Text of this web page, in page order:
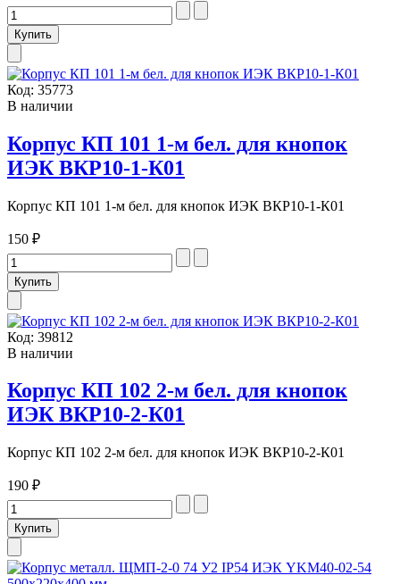
Код: 35773
В наличии
Корпус КП 101 1-м бел. для кнопок
ИЭК ВКР10-1-К01
Корпус КП 101 1-м бел. для кнопок ИЭК ВКР10-1-К01
150 ₽
Код: 39812
В наличии
Корпус КП 102 2-м бел. для кнопок
ИЭК ВКР10-2-К01
Корпус КП 102 2-м бел. для кнопок ИЭК ВКР10-2-К01
190 ₽